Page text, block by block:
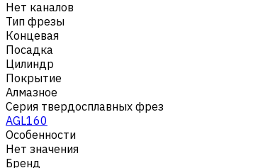
Нет каналов
Тип фрезы
Концевая
Посадка
Цилиндр
Покрытие
Алмазное
Серия твердосплавных фрез
AGL160
Особенности
Нет значения
Бренд